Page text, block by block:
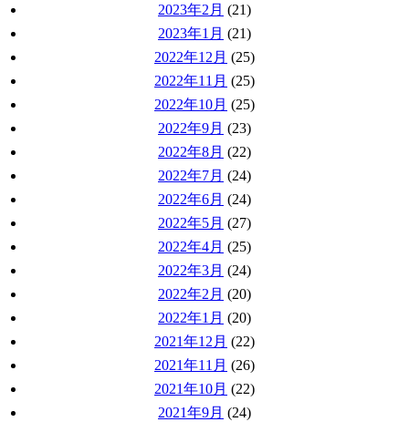
2023年2月 (21)
2023年1月 (21)
2022年12月 (25)
2022年11月 (25)
2022年10月 (25)
2022年9月 (23)
2022年8月 (22)
2022年7月 (24)
2022年6月 (24)
2022年5月 (27)
2022年4月 (25)
2022年3月 (24)
2022年2月 (20)
2022年1月 (20)
2021年12月 (22)
2021年11月 (26)
2021年10月 (22)
2021年9月 (24)